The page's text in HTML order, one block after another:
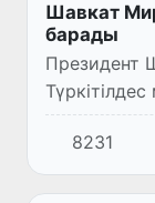
Шавкат
барады
Президент
кеңесінің
Түркияның
8231